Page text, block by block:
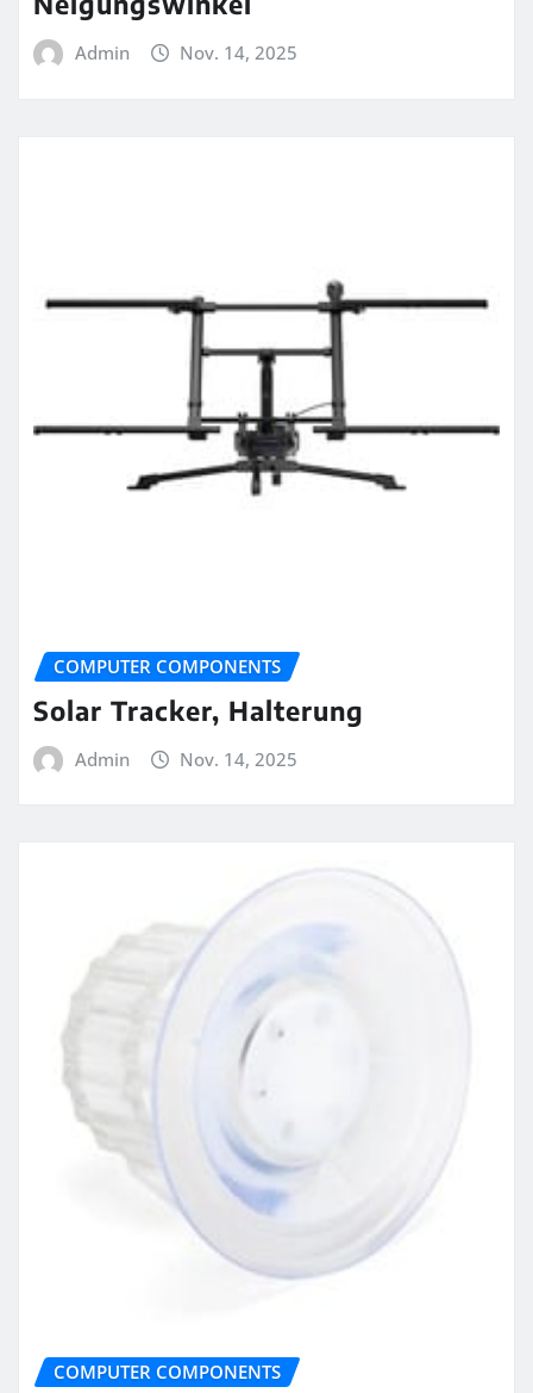
Admin Nov. 14, 2025
COMPUTER COMPONENTS
Solar Tracker, Halterung
Admin Nov. 14, 2025
COMPUTER COMPONENTS